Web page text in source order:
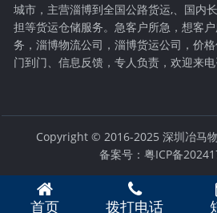
城市，主营淄博到全国公路货运,、国内
担等货运仓储服务。急客户所急，想客
务，淄博物流公司，淄博货运公司，价
门到门、信息反馈，专人负责，欢迎来
Copyright © 2016-2025 深圳冶马
备案号：粤ICP备
首页 拨打电话